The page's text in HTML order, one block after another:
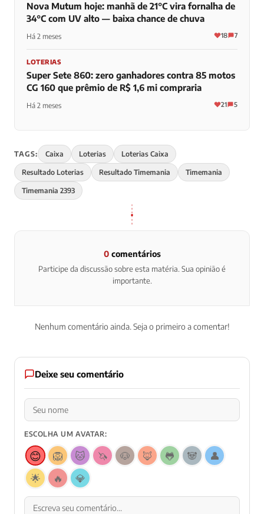
Nova Mutum hoje: manhã de 21°C vira fornalha de
34°C com UV alto — baixa chance de chuva
Há 2 meses 18 7
LOTERIAS
Super Sete 860: zero ganhadores contra 85 motos
CG 160 que prêmio de R$ 1,6 mi compraria
Há 2 meses 21 5
TAGS: Caixa Loterias Loterias Caixa
Resultado Loterias Resultado Timemania Timemania
Timemania 2393
0comentários
Participe da discussão sobre esta matéria. Sua opinião é
importante.
Nenhum comentário ainda. Seja o primeiro a comentar!
Deixe seu comentário
ESCOLHA UM AVATAR:
😊 🦁 🐱 🦄 🐶 🦊 🐸 🐼
👤
🌟
🔥 💎